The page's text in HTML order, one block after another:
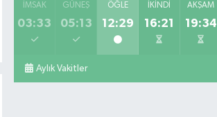
İMSAK
03:33
GÜNEŞ
05:13
ÖĞLE
12:29
İKINDI
16:21
AKŞAM
19:34
Aylık Vakitler